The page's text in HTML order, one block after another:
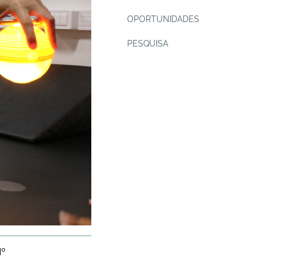
OPORTUNIDADES
PESQUISA